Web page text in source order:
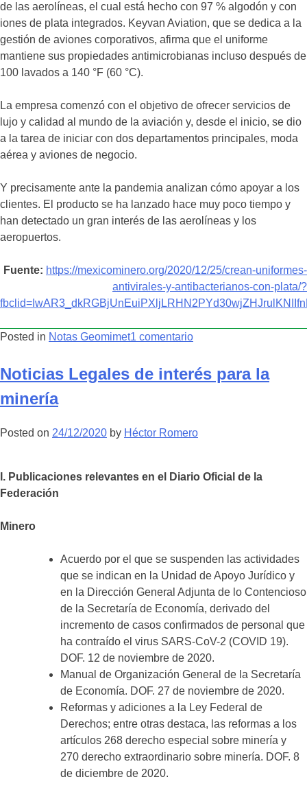
de las aerolíneas, el cual está hecho con 97 % algodón y con
iones de plata integrados. Keyvan Aviation, que se dedica a la
gestión de aviones corporativos, afirma que el uniforme
mantiene sus propiedades antimicrobianas incluso después de
100 lavados a 140 °F (60 °C).
La empresa comenzó con el objetivo de ofrecer servicios de
lujo y calidad al mundo de la aviación y, desde el inicio, se dio
a la tarea de iniciar con dos departamentos principales, moda
aérea y aviones de negocio.
Y precisamente ante la pandemia analizan cómo apoyar a los
clientes. El producto se ha lanzado hace muy poco tiempo y
han detectado un gran interés de las aerolíneas y los
aeropuertos.
Fuente: https://mexicominero.org/2020/12/25/crean-uniformes-
antivirales-y-antibacterianos-con-plata/?
Posted in Notas Geomimet1 comentarioen
NOTAS
SEMANALES
Noticias Legales de interés para la
minería
Posted on 24/12/2020 by Héctor Romero
I. Publicaciones relevantes en el Diario Oficial de la
Federación
Minero
Acuerdo por el que se suspenden las actividades
que se indican en la Unidad de Apoyo Jurídico y
en la Dirección General Adjunta de lo Contencioso
de la Secretaría de Economía, derivado del
incremento de casos confirmados de personal que
ha contraído el virus SARS-CoV-2 (COVID 19).
DOF. 12 de noviembre de 2020.
Manual de Organización General de la Secretaría
de Economía. DOF. 27 de noviembre de 2020.
Reformas y adiciones a la Ley Federal de
Derechos; entre otras destaca, las reformas a los
artículos 268 derecho especial sobre minería y
270 derecho extraordinario sobre minería. DOF. 8
de diciembre de 2020.